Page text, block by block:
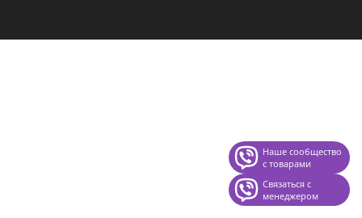
Наше сообщество
с товарами
Связаться с
менеджером